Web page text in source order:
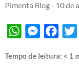
Pimenta Blog - 10 de
WhatsAppMessenger
Tempo de leitura: < 1